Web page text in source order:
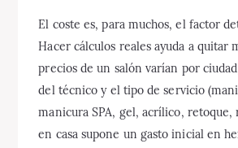
El coste es, para muchos, el factor
Hacer cálculos reales ayuda a quitar
precios de un salón varían por
del técnico y el tipo de servicio
manicura SPA, gel, acrílico, retoque,
en casa supone un gasto inicial en